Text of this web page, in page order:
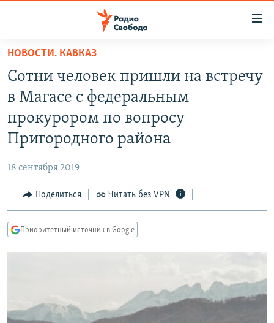
упрощенного
доступа
Вернуться
основному
содержанию
Вернутся
навигации
Вернутся
АВТОРСКИЕ ПРОЕКТЫ
ЦИТАТЫ СВОБОДЫ
КУЛЬТУРА
IDEL.РЕАЛИИ
КАВКАЗ.РЕАЛИИ
ПОДПИШИТЕСЬ НА РАССЫЛКУ
НОВОСТИ. КАВКАЗ
Сотни человек пришли на встречу
в Магасе с федеральным
прокурором по вопросу
Пригородного района
18 сентября 2019
Поделиться Читать без VPN
Приоритетный источник в Google